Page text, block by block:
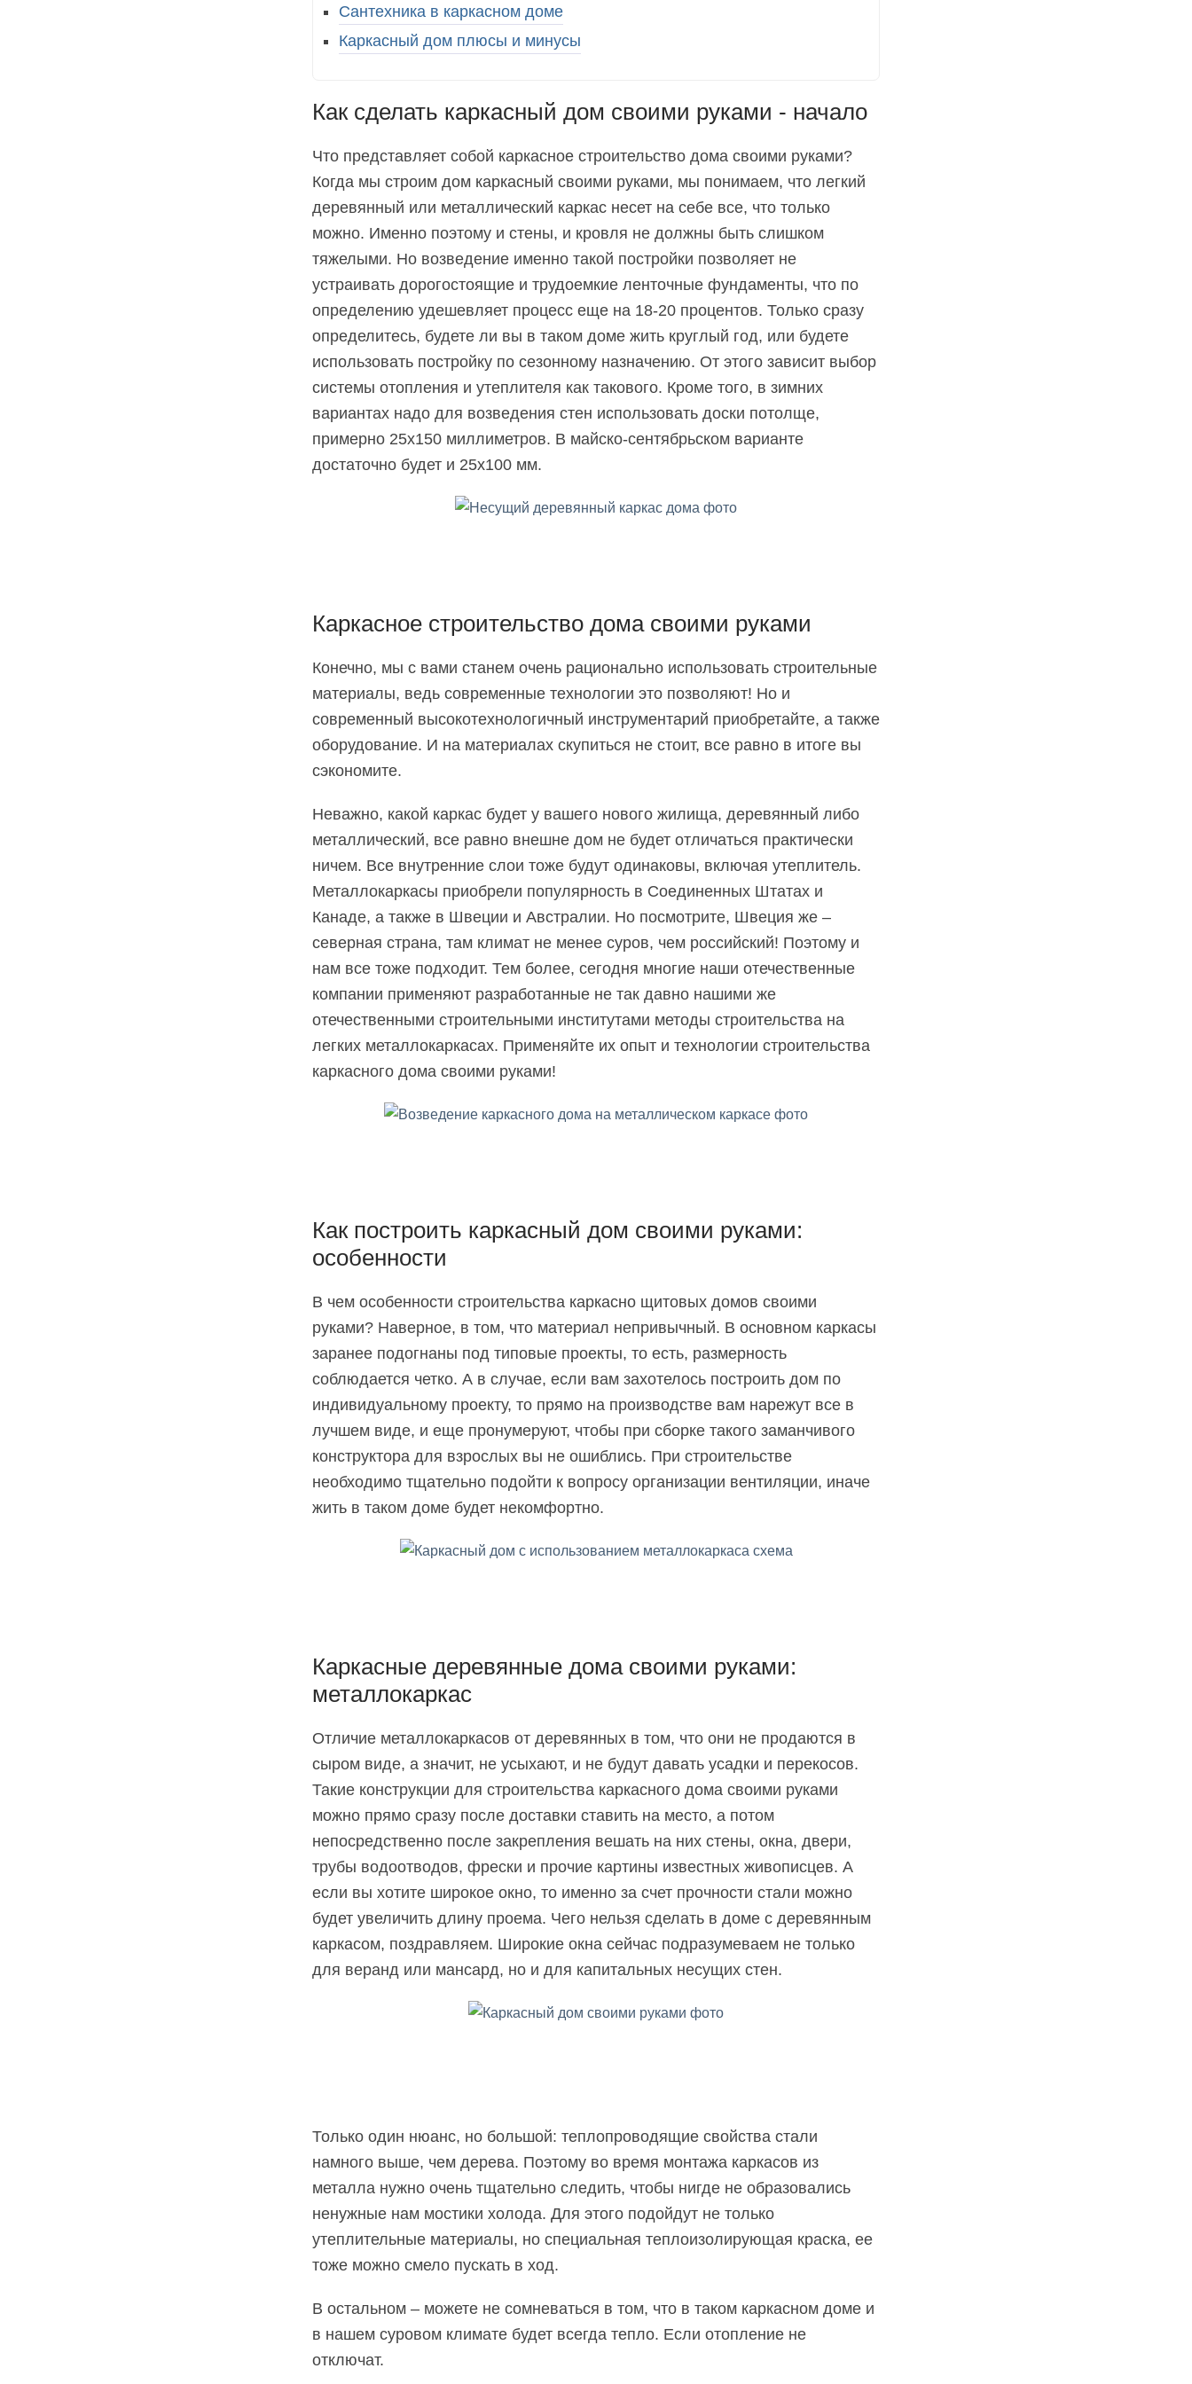
Сантехника в каркасном доме
Каркасный дом плюсы и минусы
Как сделать каркасный дом своими руками - начало
Что представляет собой каркасное строительство дома своими руками?
Когда мы строим дом каркасный своими руками, мы понимаем, что легкий
деревянный или металлический каркас несет на себе все, что только
можно. Именно поэтому и стены, и кровля не должны быть слишком
тяжелыми. Но возведение именно такой постройки позволяет не
устраивать дорогостоящие и трудоемкие ленточные фундаменты, что по
определению удешевляет процесс еще на 18-20 процентов. Только сразу
определитесь, будете ли вы в таком доме жить круглый год, или будете
использовать постройку по сезонному назначению. От этого зависит выбор
системы отопления и утеплителя как такового. Кроме того, в зимних
вариантах надо для возведения стен использовать доски потолще,
примерно 25х150 миллиметров. В майско-сентябрьском варианте
достаточно будет и 25х100 мм.
Каркасное строительство дома своими руками
Конечно, мы с вами станем очень рационально использовать строительные
материалы, ведь современные технологии это позволяют! Но и
современный высокотехнологичный инструментарий приобретайте, а также
оборудование. И на материалах скупиться не стоит, все равно в итоге вы
сэкономите.
Неважно, какой каркас будет у вашего нового жилища, деревянный либо
металлический, все равно внешне дом не будет отличаться практически
ничем. Все внутренние слои тоже будут одинаковы, включая утеплитель.
Металлокаркасы приобрели популярность в Соединенных Штатах и
Канаде, а также в Швеции и Австралии. Но посмотрите, Швеция же –
северная страна, там климат не менее суров, чем российский! Поэтому и
нам все тоже подходит. Тем более, сегодня многие наши отечественные
компании применяют разработанные не так давно нашими же
отечественными строительными институтами методы строительства на
легких металлокаркасах. Применяйте их опыт и технологии строительства
каркасного дома своими руками!
Как построить каркасный дом своими руками:
особенности
В чем особенности строительства каркасно щитовых домов своими
руками? Наверное, в том, что материал непривычный. В основном каркасы
заранее подогнаны под типовые проекты, то есть, размерность
соблюдается четко. А в случае, если вам захотелось построить дом по
индивидуальному проекту, то прямо на производстве вам нарежут все в
лучшем виде, и еще пронумеруют, чтобы при сборке такого заманчивого
конструктора для взрослых вы не ошиблись. При строительстве
необходимо тщательно подойти к вопросу организации вентиляции, иначе
жить в таком доме будет некомфортно.
Каркасные деревянные дома своими руками:
металлокаркас
Отличие металлокаркасов от деревянных в том, что они не продаются в
сыром виде, а значит, не усыхают, и не будут давать усадки и перекосов.
Такие конструкции для строительства каркасного дома своими руками
можно прямо сразу после доставки ставить на место, а потом
непосредственно после закрепления вешать на них стены, окна, двери,
трубы водоотводов, фрески и прочие картины известных живописцев. А
если вы хотите широкое окно, то именно за счет прочности стали можно
будет увеличить длину проема. Чего нельзя сделать в доме с деревянным
каркасом, поздравляем. Широкие окна сейчас подразумеваем не только
для веранд или мансард, но и для капитальных несущих стен.
Только один нюанс, но большой: теплопроводящие свойства стали
намного выше, чем дерева. Поэтому во время монтажа каркасов из
металла нужно очень тщательно следить, чтобы нигде не образовались
ненужные нам мостики холода. Для этого подойдут не только
утеплительные материалы, но специальная теплоизолирующая краска, ее
тоже можно смело пускать в ход.
В остальном – можете не сомневаться в том, что в таком каркасном доме и
в нашем суровом климате будет всегда тепло. Если отопление не
отключат.